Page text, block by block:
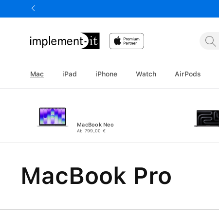
Mac iPad iPhone Watch AirPods
MacBook Neo
Ab 799,00 €
MacBook Pro